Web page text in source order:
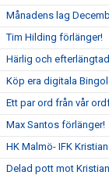
Månadens lag
Tim Hilding förlänger!
Härlig och
Köp era digitala
Ett par ord från vår
Max Santos förlänger!
HK Malmö- IFK
Delad pott mot